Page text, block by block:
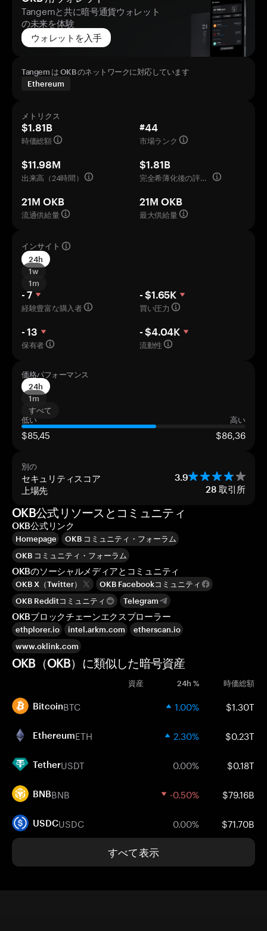
Tangemと共に暗号通貨ウォレット
の未来を体験
ウォレットを入手
Tangem は OKB のネットワークに対応しています
Ethereum
メトリクス
$1.81B
時価総額
#44
市場ランク
$11.98M
出来高（24時間）
$1.81B
完全希薄化後の評価額
21M OKB
流通供給量
21M OKB
最大供給量
インサイト
24h
1w
1m
- 7
経験豊富な購入者
- $1.65K
買い圧力
- 13
保有者
- $4.04K
流動性
価格パフォーマンス
24h
1m
すべて
低い
高い
$85,45 $86,36
別の
セキュリティスコア 3.9
上場先 28 取引所
OKB公式リソースとコミュニティ
OKB公式リンク
Homepage
OKB コミュニティ・フォーラム
OKB コミュニティ・フォーラム
OKBのソーシャルメディアとコミュニティ
OKB X（Twitter）
OKB Facebookコミュニティ
OKB Redditコミュニティ
Telegram
OKBブロックチェーンエクスプローラー
ethplorer.io intel.arkm.com
etherscan.io
www.oklink.com
OKB（OKB）に類似した暗号資産
資産 24h % 時価総額
BitcoinBTC 1.00% $1.30T
EthereumETH 2.30% $0.23T
TetherUSDT 0.00% $0.18T
BNBBNB -0.50% $79.16B
USDCUSDC 0.00% $71.70B
すべて表示